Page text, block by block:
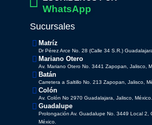
WhatsApp
Sucursales
Matríz
Dr Pérez Arce No. 28 (Calle 34 S.R.)
Mariano Otero
Av. Mariano Otero No. 3441 Zapopan, Jalisco,
Batán
Carretera a Saltillo No. 213 Zapopan, Jalisco,
Colón
Av. Colón No 2970 Guadalajara, Jalisco, México.
Guadalupe
Prolongación Av. Guadalupe No. 3449 Local 2,
México.